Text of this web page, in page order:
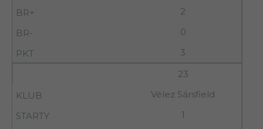
2
0
3
23
Vélez Sársfield
1